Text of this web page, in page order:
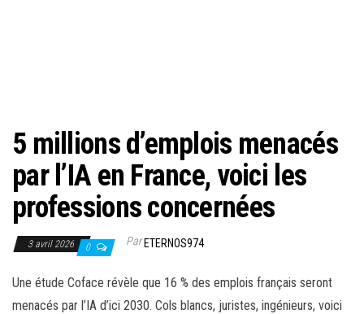
5 millions d’emplois menacés
par l’IA en France, voici les
professions concernées
3 avril 2026 0 ParETERNOS974
Une étude Coface révèle que 16 % des emplois français seront
menacés par l’IA d’ici 2030. Cols blancs, juristes, ingénieurs, voici